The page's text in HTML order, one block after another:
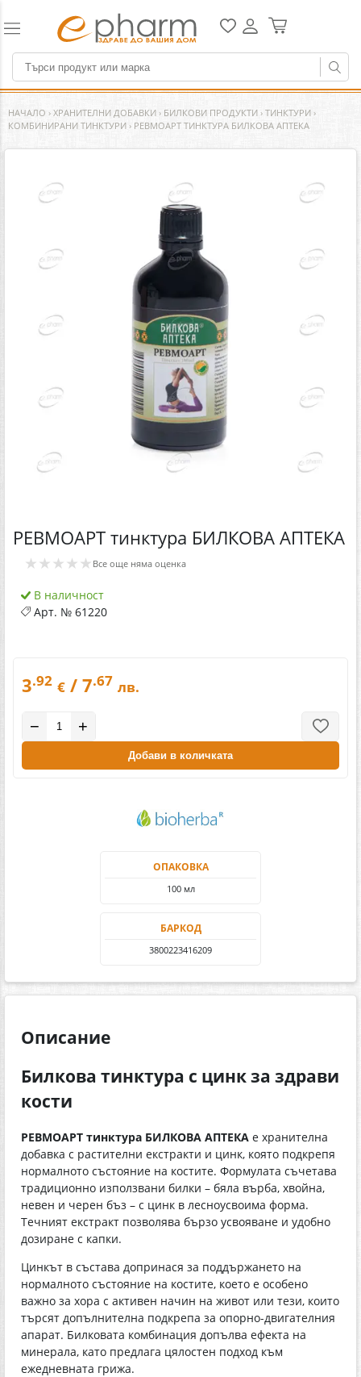
НАЧАЛО › ХРАНИТЕЛНИ ДОБАВКИ › БИЛКОВИ ПРОДУКТИ › ТИНКТУРИ ›
КОМБИНИРАНИ ТИНКТУРИ › РЕВМОАРТ ТИНКТУРА БИЛКОВА АПТЕКА
РЕВМОАРТ тинктура БИЛКОВА АПТЕКА
★★★★★ Все още няма оценка
В наличност
Арт. № 61220
3.92 € / 7.67 лв.
− +
Добави в количката
ОПАКОВКА
100 мл
БАРКОД
3800223416209
Описание
Билкова тинктура с цинк за здрави
кости
РЕВМОАРТ тинктура БИЛКОВА АПТЕКА е хранителна
добавка с растителни екстракти и цинк, която подкрепя
нормалното състояние на костите. Формулата съчетава
традиционно използвани билки – бяла върба, хвойна,
невен и черен бъз – с цинк в лесноусвоима форма.
Течният екстракт позволява бързо усвояване и удобно
дозиране с капки.
Цинкът в състава допринася за поддържането на
нормалното състояние на костите, което е особено
важно за хора с активен начин на живот или тези, които
търсят допълнителна подкрепа за опорно-двигателния
апарат. Билковата комбинация допълва ефекта на
минерала, като предлага цялостен подход към
ежедневната грижа.